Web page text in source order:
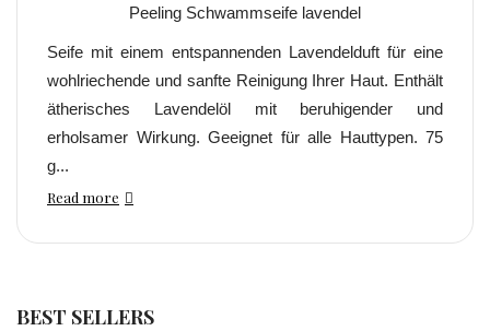
Peeling Schwammseife lavendel
Seife mit einem entspannenden Lavendelduft für eine
wohlriechende und sanfte Reinigung Ihrer Haut. Enthält
ätherisches Lavendelöl mit beruhigender und
erholsamer Wirkung. Geeignet für alle Hauttypen. 75
g...
Read more
BEST SELLERS